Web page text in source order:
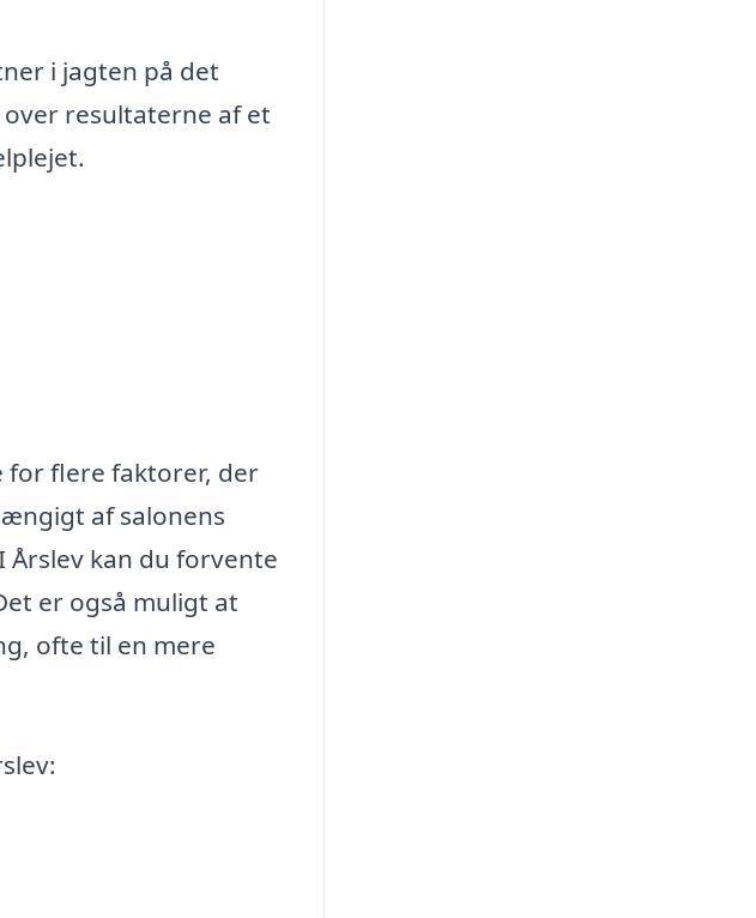
i jagten på det
resultaterne af et
for flere faktorer, der
af salonens
kan du forvente
er også muligt at
ofte til en mere